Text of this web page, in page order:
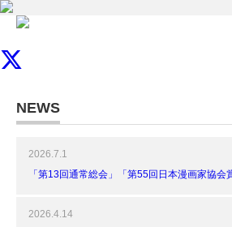
NEWS
2026.7.1
「第13回通常総会」「第55回日本漫画家協会
2026.4.14